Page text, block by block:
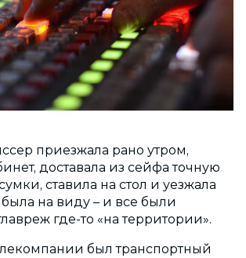
приезжала рано утром,
доставала из сейфа точную
ставила на стол и уезжала
на виду – и все были
где-то «на территории».
был транспортный